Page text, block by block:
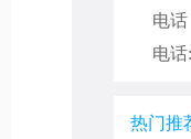
电
电话
热门推